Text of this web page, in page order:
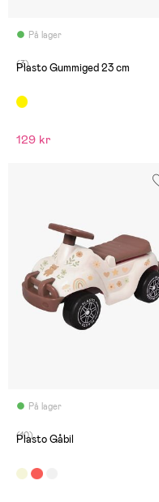
På lager
(3)
Plasto Gummiged 23 cm
129 kr
På lager
(10)
Plasto Gåbil